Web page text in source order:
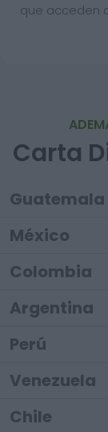
que acceden
Carta
Guatemala
México
Colombia
Argentina
Perú
Venezuela
Chile